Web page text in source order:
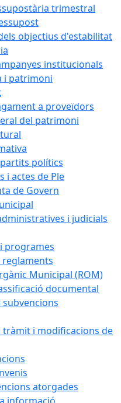
trimestral
objectius d'estabilitat
institucionals
i patrimoni
a proveïdors
del patrimoni
polítics
i actes de Ple
de Govern
i judicials
programes
reglaments
Municipal (ROM)
documental
subvencions
tràmit i modificacions de
atorgades